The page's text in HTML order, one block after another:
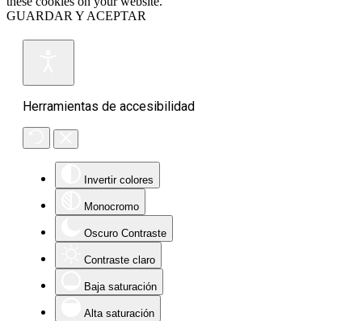
GUARDAR Y ACEPTAR
Herramientas de accesibilidad
Invertir colores
Monocromo
Oscuro Contraste
Contraste claro
Baja saturación
Alta saturación